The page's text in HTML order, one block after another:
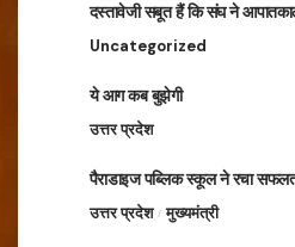
दस्तावेजी सबूत हैं कि संघ ने
Uncategorized
ये आग कब बुझेगी
उत्तर प्रदेश
पैराडाइज पब्लिक स्कूल ने रचा
उत्तर प्रदेश मुख्यमंत्री